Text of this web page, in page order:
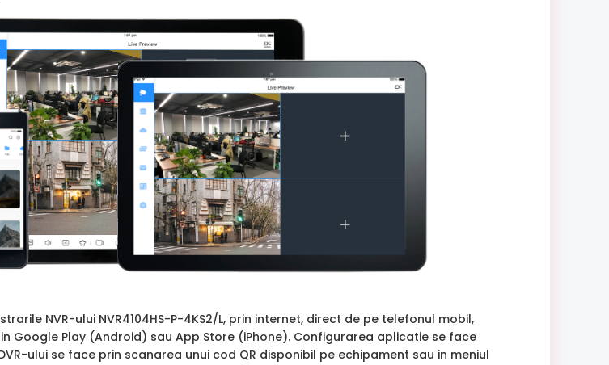
NVR-ului NVR4104HS-P-4KS2/L, prin internet, direct de pe telefonul mobil,
Google Play (Android) sau App Store (iPhone). Configurarea aplicatie se face
ului se face prin scanarea unui cod QR disponibil pe echipament sau in meniul